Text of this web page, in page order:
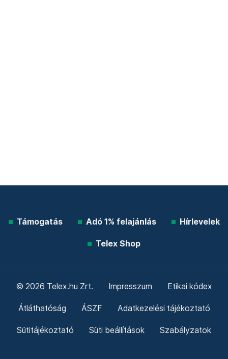
Támogatás Adó 1% felajánlás Hírlevelek
Telex Shop
© 2026 Telex.hu Zrt. Impresszum Etikai kódex
Átláthatóság ÁSZF Adatkezelési tájékoztató
Sütitájékoztató Süti beállítások Szabályzatok